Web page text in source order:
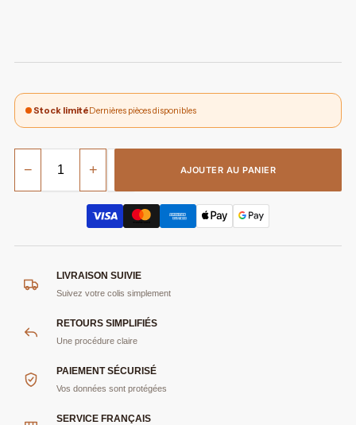
Stock limitéDernières pièces disponibles
− + AJOUTER AU PANIER
LIVRAISON SUIVIE
Suivez votre colis simplement
RETOURS SIMPLIFIÉS
Une procédure claire
PAIEMENT SÉCURISÉ
Vos données sont protégées
SERVICE FRANÇAIS